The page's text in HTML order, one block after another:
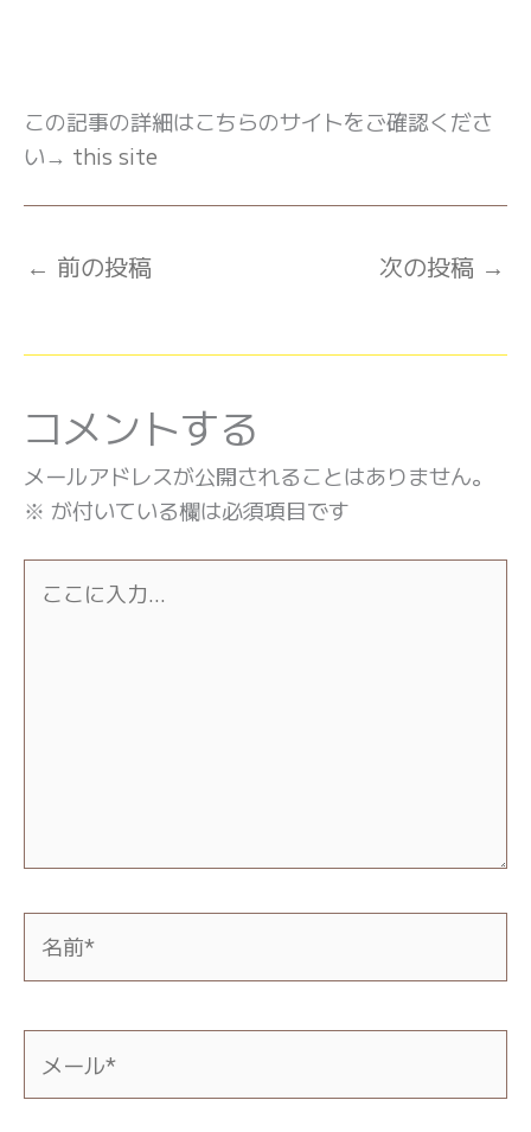
この記事の詳細はこちらのサイトをご確認くださ
い→ this site
← 前の投稿 次の投稿 →
コメントする
メールアドレスが公開されることはありません。
※ が付いている欄は必須項目です
前
ー